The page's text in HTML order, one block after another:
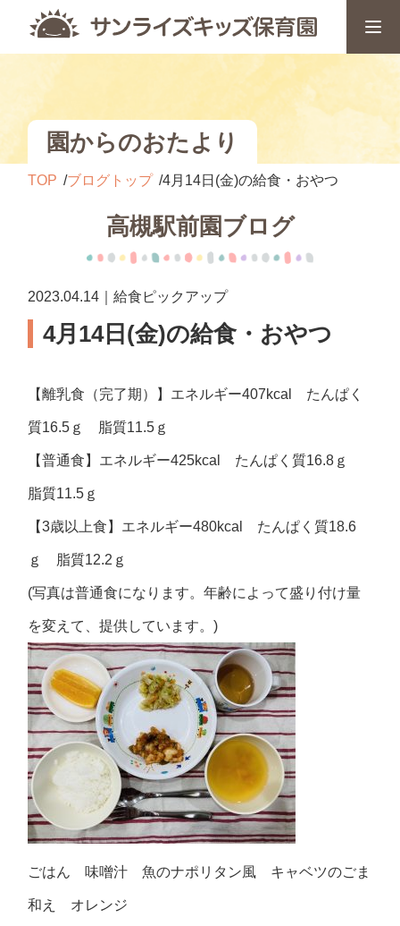
園からのおたより
TOP ブログトップ 4月14日(金)の給食・おやつ
高槻駅前園ブログ
2023.04.14｜給食ピックアップ
4月14日(金)の給食・おやつ
【離乳食（完了期）】エネルギー407kcal たんぱく
質16.5ｇ 脂質11.5ｇ
【普通食】エネルギー425kcal たんぱく質16.8ｇ
脂質11.5ｇ
【3歳以上食】エネルギー480kcal たんぱく質18.6
ｇ 脂質12.2ｇ
(写真は普通食になります。年齢によって盛り付け量
を変えて、提供しています。)
ごはん 味噌汁 魚のナポリタン風 キャベツのごま
和え オレンジ